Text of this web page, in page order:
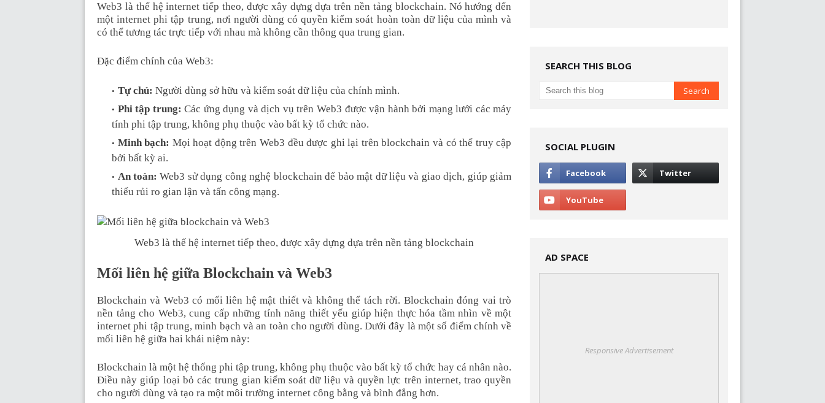
Web3 là thế hệ internet tiếp theo, được xây dựng dựa trên nền tảng blockchain. Nó hướng đến
một internet phi tập trung, nơi người dùng có quyền kiểm soát hoàn toàn dữ liệu của mình và
có thể tương tác trực tiếp với nhau mà không cần thông qua trung gian.
Đặc điểm chính của Web3:
Tự chủ: Người dùng sở hữu và kiểm soát dữ liệu của chính mình.
Phi tập trung: Các ứng dụng và dịch vụ trên Web3 được vận hành bởi mạng lưới các máy
tính phi tập trung, không phụ thuộc vào bất kỳ tổ chức nào.
Minh bạch: Mọi hoạt động trên Web3 đều được ghi lại trên blockchain và có thể truy cập
bởi bất kỳ ai.
An toàn: Web3 sử dụng công nghệ blockchain để bảo mật dữ liệu và giao dịch, giúp giảm
thiểu rủi ro gian lận và tấn công mạng.
Web3 là thế hệ internet tiếp theo, được xây dựng dựa trên nền tảng blockchain
Mối liên hệ giữa Blockchain và Web3
Blockchain và Web3 có mối liên hệ mật thiết và không thể tách rời. Blockchain đóng vai trò
nền tảng cho Web3, cung cấp những tính năng thiết yếu giúp hiện thực hóa tầm nhìn về một
internet phi tập trung, minh bạch và an toàn cho người dùng. Dưới đây là một số điểm chính về
mối liên hệ giữa hai khái niệm này:
Blockchain là một hệ thống phi tập trung, không phụ thuộc vào bất kỳ tổ chức hay cá nhân nào.
Điều này giúp loại bỏ các trung gian kiểm soát dữ liệu và quyền lực trên internet, trao quyền
cho người dùng và tạo ra một môi trường internet công bằng và bình đẳng hơn.
SEARCH THIS BLOG
SOCIAL PLUGIN
AD SPACE
Responsive Advertisement